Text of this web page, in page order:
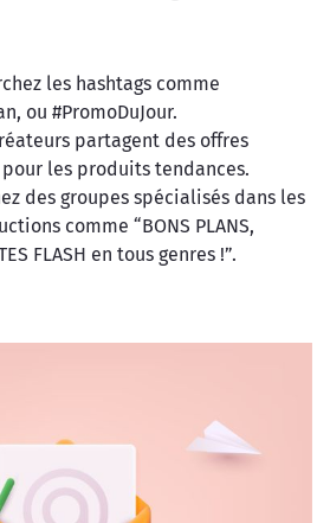
les hashtags comme
ou #PromoDuJour.
partagent des offres
les produits tendances.
des groupes spécialisés dans les
comme “BONS PLANS,
FLASH en tous genres !”.